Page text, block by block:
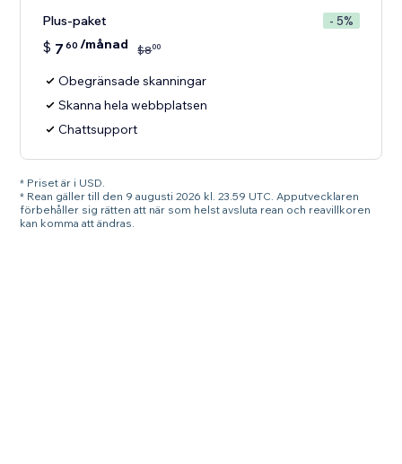
Plus-paket - 5%
$ 7 60 /månad $800
Obegränsade skanningar
Skanna hela webbplatsen
Chattsupport
* Priset är i USD.
* Rean gäller till den 9 augusti 2026 kl. 23.59 UTC. Apputvecklaren
förbehåller sig rätten att när som helst avsluta rean och reavillkoren
kan komma att ändras.